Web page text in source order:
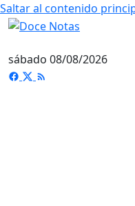
Saltar al contenido
sábado 08/08/2026